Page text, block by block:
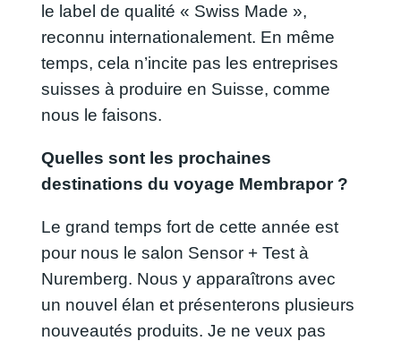
le label de qualité « Swiss Made »,
reconnu internationalement. En même
temps, cela n’incite pas les entreprises
suisses à produire en Suisse, comme
nous le faisons.
Quelles sont les prochaines
destinations du voyage Membrapor ?
Le grand temps fort de cette année est
pour nous le salon Sensor + Test à
Nuremberg. Nous y apparaîtrons avec
un nouvel élan et présenterons plusieurs
nouveautés produits. Je ne veux pas